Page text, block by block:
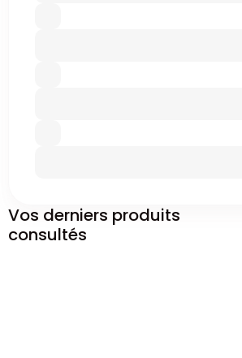
Vos derniers produits
consultés